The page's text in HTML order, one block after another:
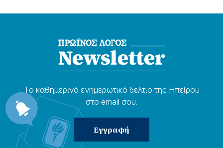
Το καθημερɩνό ενημερωτɩκό δελτίο της Ηπείρου
στο email σου.